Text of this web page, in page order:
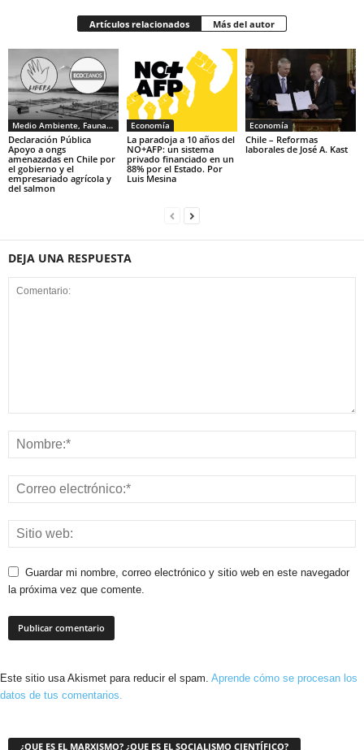
Artículos relacionados Más del autor
Medio Ambiente, Fauna y Sociedad
Declaración Pública
Apoyo a ongs
amenazadas en Chile por
el gobierno y el
empresariado agrícola y
del salmon
Economía
La paradoja a 10 años del
NO+AFP: un sistema
privado financiado en un
88% por el Estado. Por
Luis Mesina
Economía
Chile – Reformas
laborales de José A. Kast
DEJA UNA RESPUESTA
Guardar mi nombre, correo electrónico y sitio web en este navegador
la próxima vez que comente.
Este sitio usa Akismet para reducir el spam. Aprende cómo se procesan los
datos de tus comentarios.
¿QUE ES EL MARXISMO? ¿QUE ES EL SOCIALISMO CIENTÍFICO?